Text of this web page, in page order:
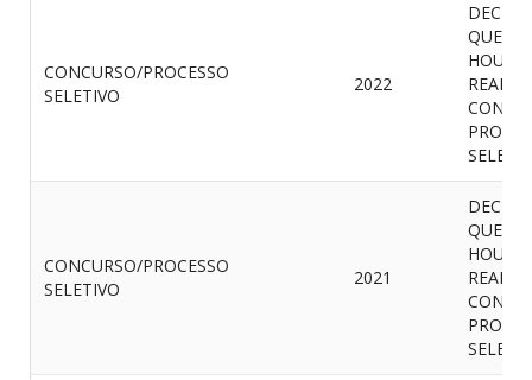
CONCURSO/PROCESSO
SELETIVO
2022
QUE
HOUVE
CONCURSO/PROCESSO
SELETIVO
2021
QUE
HOUVE